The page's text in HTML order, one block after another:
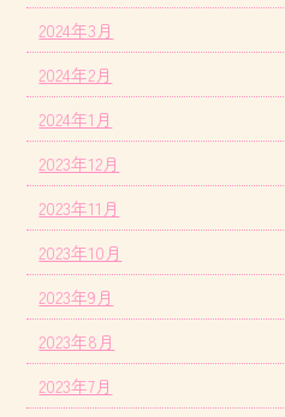
2024年3月
2024年2月
2024年1月
2023年12月
2023年11月
2023年10月
2023年9月
2023年8月
2023年7月